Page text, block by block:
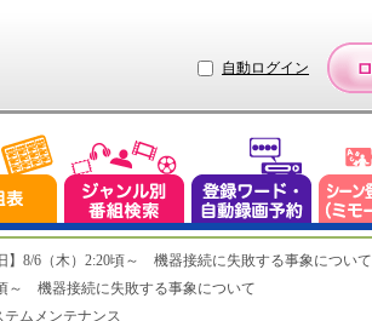
自動ログイン
】8/6（木）2:20頃～ 機器接続に失敗する事象について
～ 機器接続に失敗する事象について
テムメンテナンス